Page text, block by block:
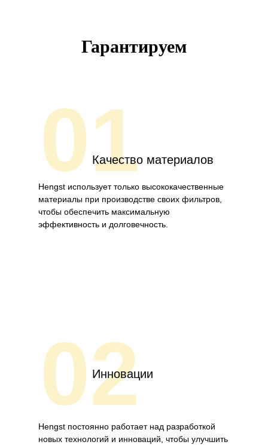
Гарантируем
01Качество материалов
Hengst использует только высококачественные
материалы при производстве своих фильтров,
чтобы обеспечить максимальную
эффективность и долговечность.
02
Инновации
Hengst постоянно работает над разработкой
новых технологий и инноваций, чтобы улучшить